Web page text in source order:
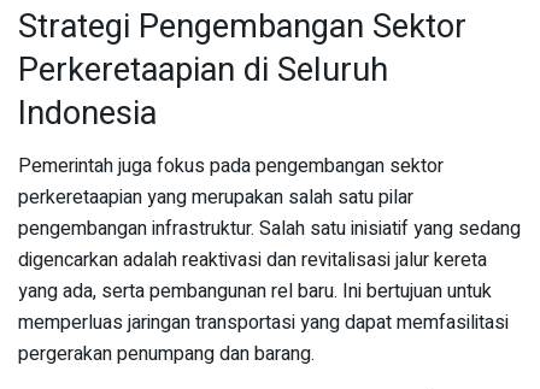
Strategi Pengembangan Sektor
Perkeretaapian di Seluruh
Indonesia
Pemerintah juga fokus pada pengembangan sektor
perkeretaapian yang merupakan salah satu pilar
pengembangan infrastruktur. Salah satu inisiatif yang sedang
digencarkan adalah reaktivasi dan revitalisasi jalur kereta
yang ada, serta pembangunan rel baru. Ini bertujuan untuk
memperluas jaringan transportasi yang dapat memfasilitasi
pergerakan penumpang dan barang.